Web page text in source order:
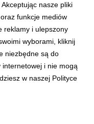
KOMPETENCJE
nasze pliki
funkcje mediów
reklamy i ulepszony
wyborami, kliknij
niezbędne są do
i nie mogą
w naszej Polityce